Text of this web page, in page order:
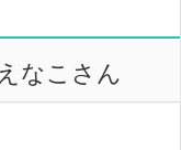
なこさん